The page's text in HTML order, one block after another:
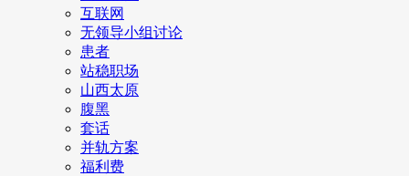
互联网
无领导小组讨论
患者
站稳职场
山西太原
腹黑
套话
并轨方案
福利费